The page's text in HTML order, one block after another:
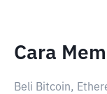
Cara
Beli Bitcoin,